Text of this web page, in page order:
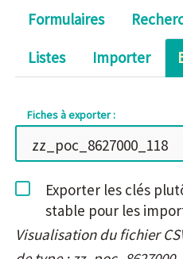
Formulaires
Listes
Importer
Fiches à exporter :
Exporter les clés
stable pour les
Visualisation du fichier